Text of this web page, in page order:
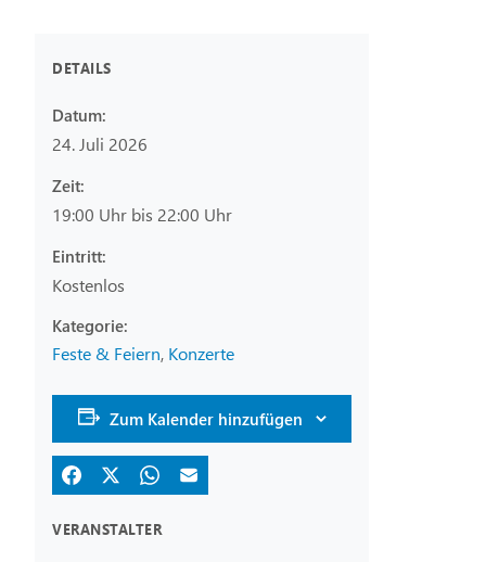
DETAILS
Datum:
24. Juli 2026
Zeit:
19:00 Uhr bis 22:00 Uhr
Eintritt:
Kostenlos
Feste & Feiern, Konzerte
Zum Kalender hinzufügen
VERANSTALTER